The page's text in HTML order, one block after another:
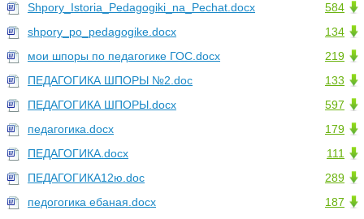
584
Shpory_Istoria_Pedagogiki_na_Pechat.docx
134
shpory_po_pedagogike.docx
219
мои шпоры по педагогике ГОС.docx
133
ПЕДАГОГИКА ШПОРЫ №2.doc
597
ПЕДАГОГИКА ШПОРЫ.docx
179
педагогика.docx
111
ПЕДАГОГИКА.docx
289
ПЕДАГОГИКА12ю.doc
187
педогогика ебаная.docx